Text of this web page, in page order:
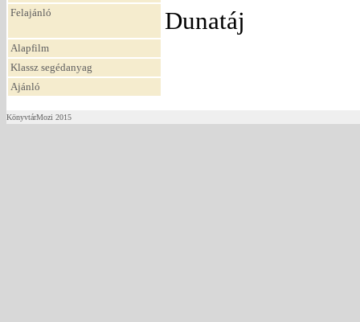
Felajánló Dunatáj
Alapfilm
Klassz segédanyag
Ajánló
KönyvtárMozi 2015